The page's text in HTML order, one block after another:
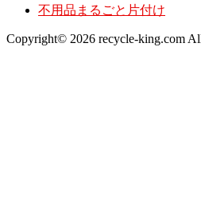
不用品まるごと片付け
Copyright© 2026 recycle-king.com